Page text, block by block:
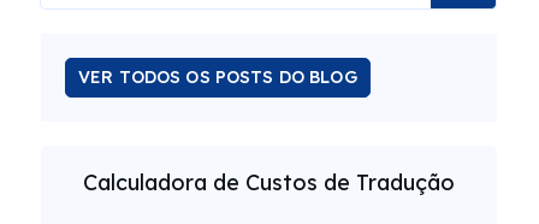
VER TODOS OS POSTS DO BLOG
Calculadora de Custos de Tradução